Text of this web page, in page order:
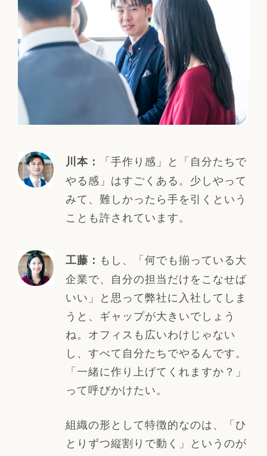
川本：
「手作り感」と「自分たちで
やる感」はすごくある。少しやって
みて、難しかったら手を引くという
ことも許されています。
工藤： もし、「何でも揃っている大
企業で、自分の担当だけをこなせば
いい」と思って弊社に入社してしま
うと、ギャップが大きいでしょう
ね。オフィスも広いわけじゃない
し、すべて自分たちでやるんです。
「一緒に作り上げてくれますか？」
って呼びかけたい。
組織の形として特徴的なのは、「ひ
とりずつ縦割りで動く」というのが